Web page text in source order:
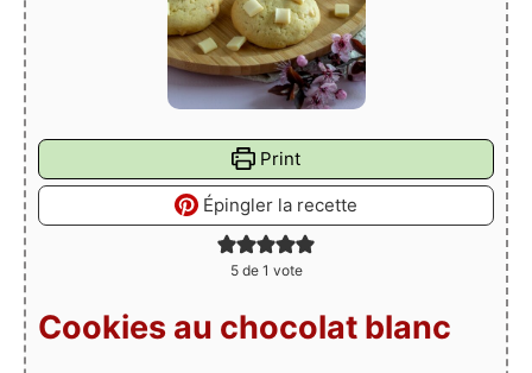
Print
Épingler la recette
5de 1 vote
Cookies au chocolat blanc